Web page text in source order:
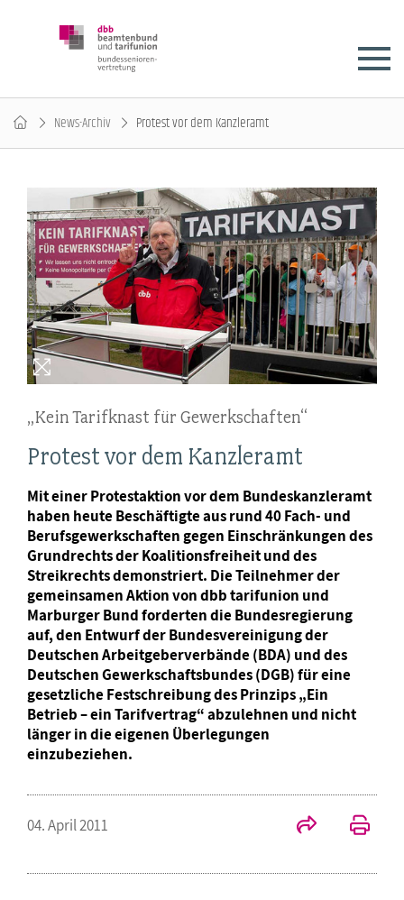
News-Archiv Protest vor dem Kanzleramt
„Kein Tarifknast für Gewerkschaften“
Protest vor dem Kanzleramt
Mit einer Protestaktion vor dem Bundeskanzleramt
haben heute Beschäftigte aus rund 40 Fach- und
Berufsgewerkschaften gegen Einschränkungen des
Grundrechts der Koalitionsfreiheit und des
Streikrechts demonstriert. Die Teilnehmer der
gemeinsamen Aktion von dbb tarifunion und
Marburger Bund forderten die Bundesregierung
auf, den Entwurf der Bundesvereinigung der
Deutschen Arbeitgeberverbände (BDA) und des
Deutschen Gewerkschaftsbundes (DGB) für eine
gesetzliche Festschreibung des Prinzips „Ein
Betrieb – ein Tarifvertrag“ abzulehnen und nicht
länger in die eigenen Überlegungen
einzubeziehen.
04. April 2011